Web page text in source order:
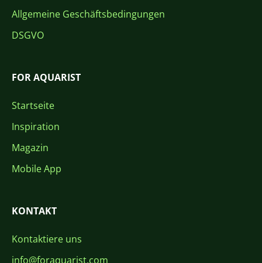
Allgemeine Geschäftsbedingungen
DSGVO
FOR AQUARIST
Startseite
Inspiration
Magazin
Mobile App
KONTAKT
Kontaktiere uns
info@foraquarist.com